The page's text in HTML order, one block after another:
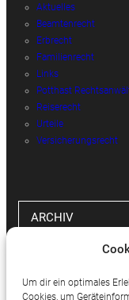
Um dir ein optimales
Cookies, um
Aktuelles
Beamtenrecht
Erbrecht
Familienrecht
Links
Potthast
Reiserecht
Urteile
Versicherungsrecht
ARCHIV